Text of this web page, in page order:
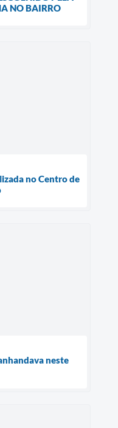
NO BAIRRO
no Centro de
neste